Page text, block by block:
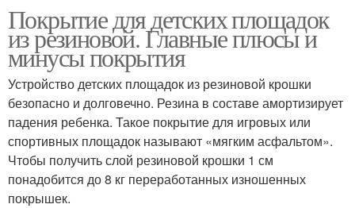
Покрытие для детских площадок
из резиновой. Главные плюсы и
минусы покрытия
Устройство детских площадок из резиновой крошки
безопасно и долговечно. Резина в составе амортизирует
падения ребенка. Такое покрытие для игровых или
спортивных площадок называют «мягким асфальтом».
Чтобы получить слой резиновой крошки 1 см
понадобится до 8 кг переработанных изношенных
покрышек.